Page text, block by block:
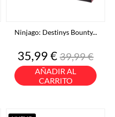
Ninjago: Destinys Bounty...
Precio
35,99 €Precio
base
39,99 €
AÑADIR AL
CARRITO